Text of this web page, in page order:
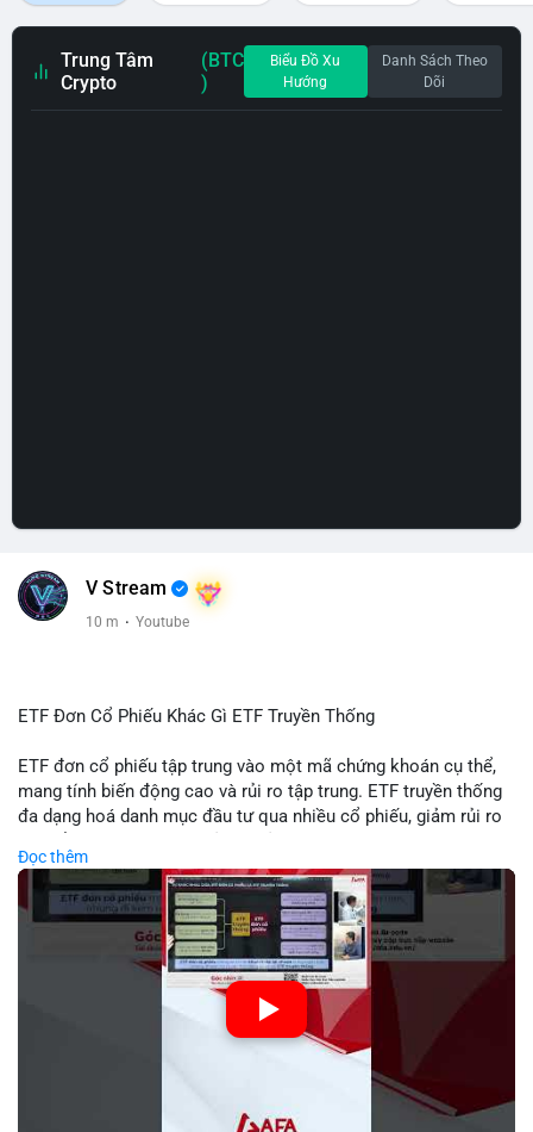
Trung Tâm
Crypto
(BTC
)
Biểu Đồ Xu
Hướng
Danh Sách Theo
Dõi
V Stream
10 m · Youtube
ETF Đơn Cổ Phiếu Khác Gì ETF Truyền Thống
ETF đơn cổ phiếu tập trung vào một mã chứng khoán cụ thể,
mang tính biến động cao và rủi ro tập trung. ETF truyền thống
đa dạng hoá danh mục đầu tư qua nhiều cổ phiếu, giảm rủi ro
sản và mức độ tiếp xúc với thị trường.
🎥 Xem video trực tiếp tại:
Nguồn: Tài chính & Kinh doanh
Đọc thêm